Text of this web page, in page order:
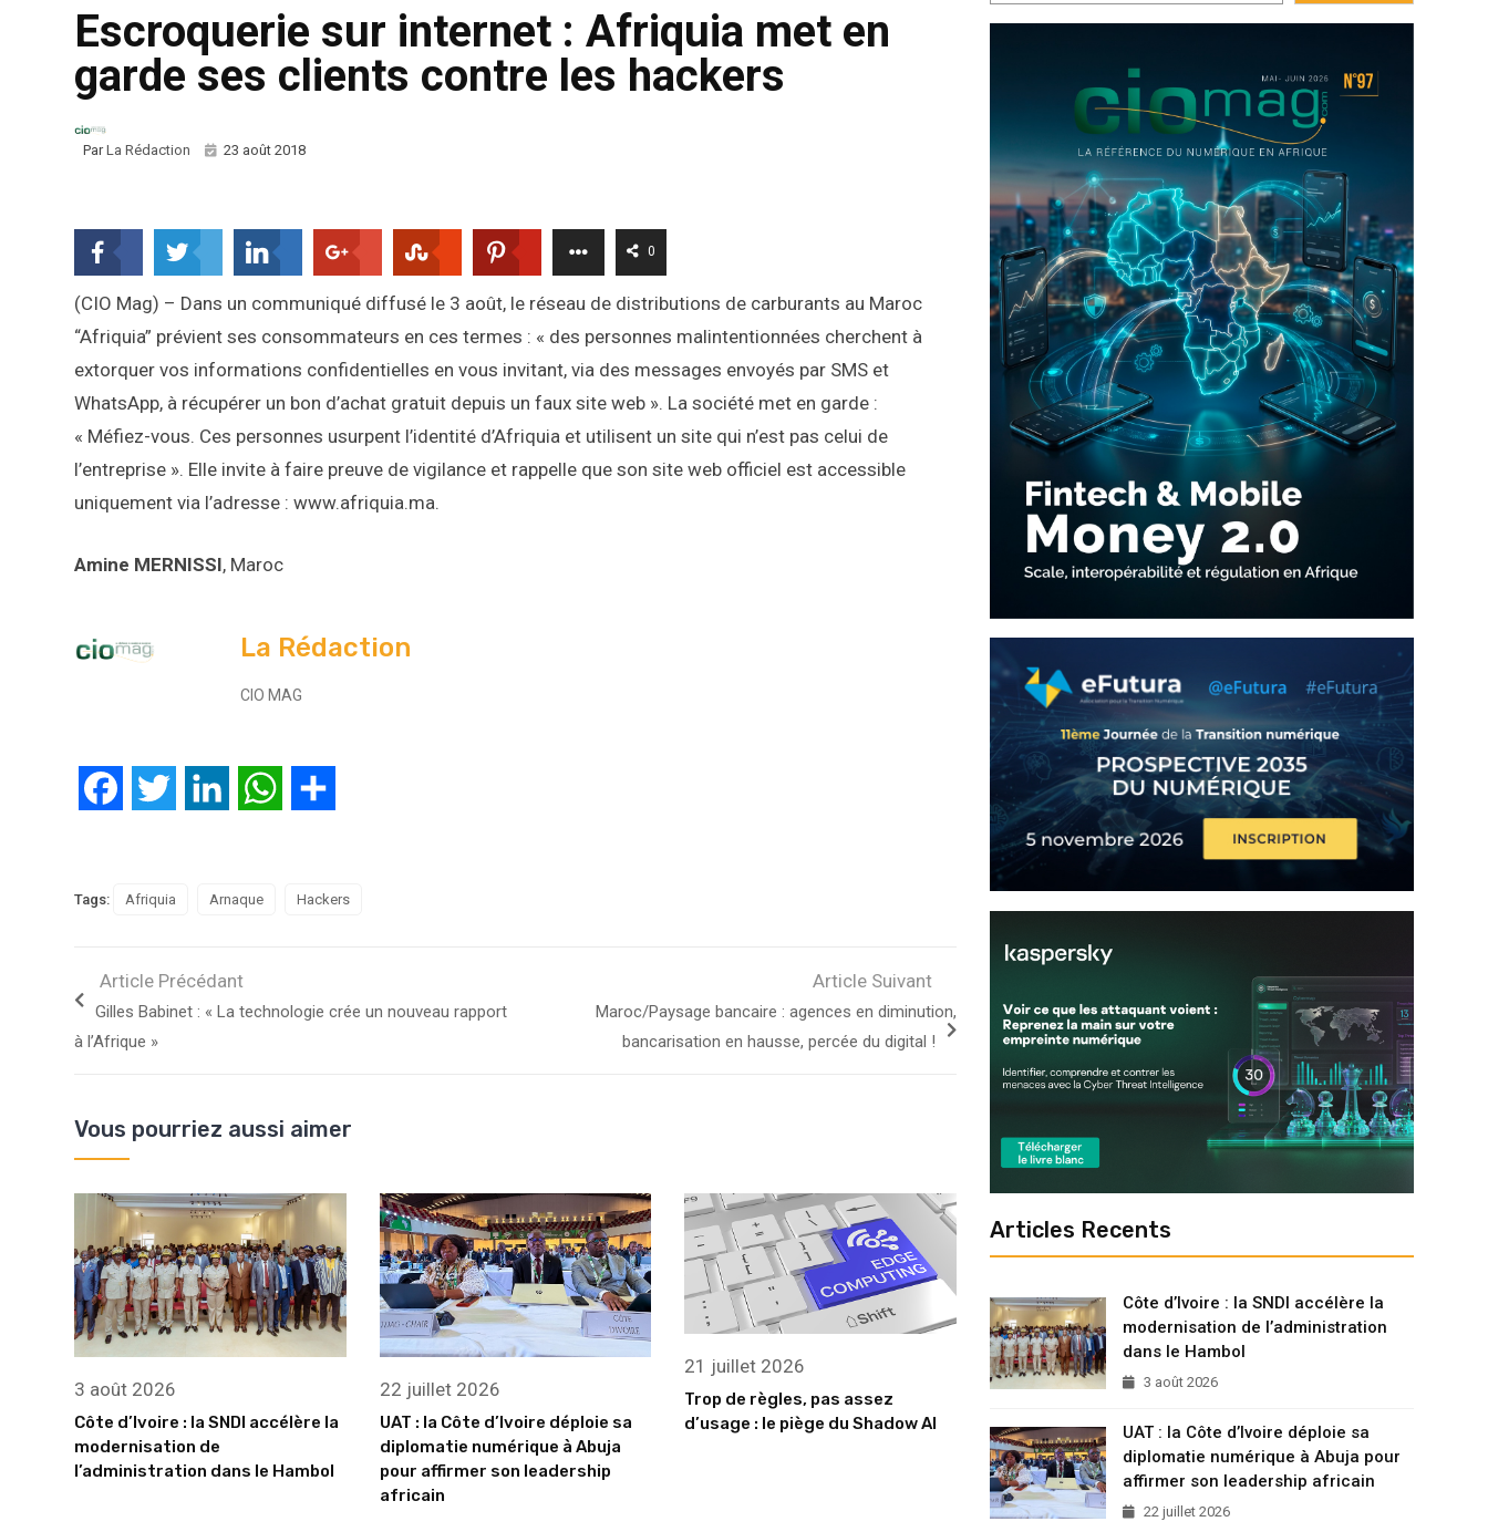
Escroquerie sur internet : Afriquia met en
garde ses clients contre les hackers
ParLa Rédaction 23 août 2018
0
(CIO Mag) – Dans un communiqué diffusé le 3 août, le réseau de distributions de carburants au Maroc
“Afriquia” prévient ses consommateurs en ces termes : « des personnes malintentionnées cherchent à
extorquer vos informations confidentielles en vous invitant, via des messages envoyés par SMS et
WhatsApp, à récupérer un bon d’achat gratuit depuis un faux site web ». La société met en garde :
« Méfiez-vous. Ces personnes usurpent l’identité d’Afriquia et utilisent un site qui n’est pas celui de
l’entreprise ». Elle invite à faire preuve de vigilance et rappelle que son site web officiel est accessible
uniquement via l’adresse : www.afriquia.ma.
Amine MERNISSI, Maroc
La Rédaction
CIO MAG
FacebookTwitter LinkedIn WhatsApp
Tags: Afriquia Arnaque Hackers
Article Précédant
Gilles Babinet : « La technologie crée un nouveau rapport
à l’Afrique »
Article Suivant
Maroc/Paysage bancaire : agences en diminution,
bancarisation en hausse, percée du digital !
Vous pourriez aussi aimer
3 août 2026
Côte d’Ivoire : la SNDI accélère la
modernisation de
l’administration dans le Hambol
22 juillet 2026
UAT : la Côte d’Ivoire déploie sa
diplomatie numérique à Abuja
pour affirmer son leadership
africain
21 juillet 2026
Trop de règles, pas assez
d’usage : le piège du Shadow AI
Articles Recents
Côte d’Ivoire : la SNDI accélère la
modernisation de l’administration
dans le Hambol
3 août 2026
UAT : la Côte d’Ivoire déploie sa
diplomatie numérique à Abuja pour
affirmer son leadership africain
22 juillet 2026